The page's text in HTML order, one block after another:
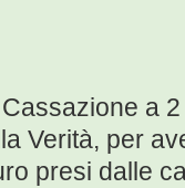
a
Verità, per
presi dalle